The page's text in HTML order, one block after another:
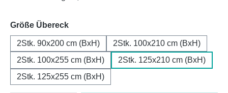
Größe Übereckauswählen
2Stk. 90x200 cm (BxH)
2Stk. 100x210 cm (BxH)
2Stk. 100x255 cm (BxH)
2Stk. 125x210 cm (BxH)
2Stk. 125x255 cm (BxH)